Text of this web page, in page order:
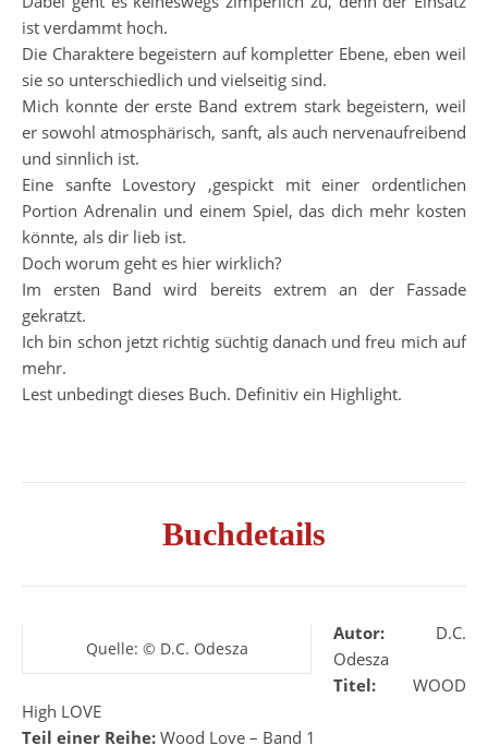
ist verdammt hoch.
Die Charaktere begeistern auf kompletter Ebene, eben weil
sie so unterschiedlich und vielseitig sind.
Mich konnte der erste Band extrem stark begeistern, weil
er sowohl atmosphärisch, sanft, als auch nervenaufreibend
und sinnlich ist.
Eine sanfte Lovestory ,gespickt mit einer ordentlichen
Portion Adrenalin und einem Spiel, das dich mehr kosten
könnte, als dir lieb ist.
Doch worum geht es hier wirklich?
Im ersten Band wird bereits extrem an der Fassade
gekratzt.
Ich bin schon jetzt richtig süchtig danach und freu mich auf
mehr.
Lest unbedingt dieses Buch. Definitiv ein Highlight.
Buchdetails
Quelle: © D.C. Odesza
Autor: D.C.
Odesza
Titel: WOOD
High LOVE
Teil einer Reihe: Wood Love – Band 1